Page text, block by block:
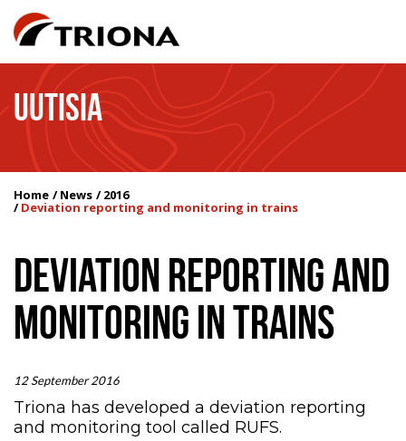
UUTISIA
Home News 2016
Deviation reporting and monitoring in trains
DEVIATION REPORTING AND
MONITORING IN TRAINS
12 September 2016
Triona has developed a deviation reporting
and monitoring tool called RUFS.